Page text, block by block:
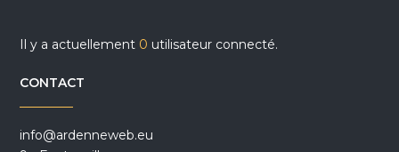
Il y a actuellement 0 utilisateur connecté.
CONTACT
info@ardenneweb.eu